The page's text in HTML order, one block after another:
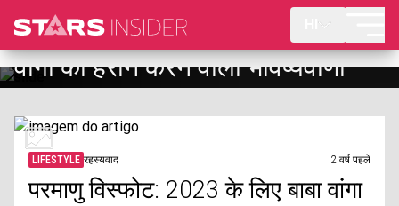
परमाणु विस्फोट: 2023 के लिए बाबा
वांगा की हैरान करने वाली भविष्यवाणी
LIFESTYLE रहस्यवाद 2 वर्ष पहले
परमाणु विस्फोट: 2023 के लिए बाबा वांगा